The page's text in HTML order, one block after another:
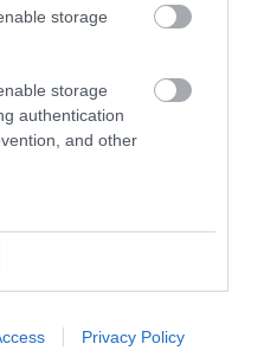
storage
storage
authentication
and other
Privacy Policy
KÜLÜGYI STRATÉGIA KÉSZÜL,
JÖN A...
Mindenki ügye
ÚJRAINDUL A P...